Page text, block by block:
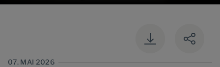
07. MAI 2026